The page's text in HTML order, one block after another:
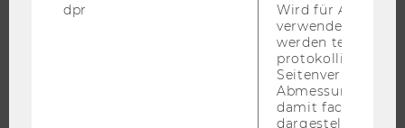
dpr
Wird für Analyse-
verwendet. Unter
werden
protokolliert (z.B.
Seitenverhältnis
Abmessungen
damit facebook
dargestellt